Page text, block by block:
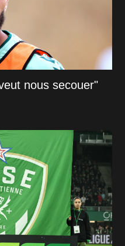
nous secouer"